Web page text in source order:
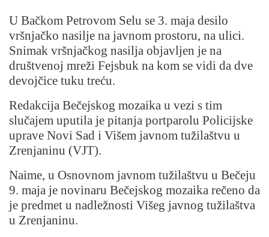
U Bačkom Petrovom Selu se 3. maja desilo
vršnjačko nasilje na javnom prostoru, na ulici.
Snimak vršnjačkog nasilja objavljen je na
društvenoj mreži Fejsbuk na kom se vidi da dve
devojčice tuku treću.
Redakcija Bečejskog mozaika u vezi s tim
slučajem uputila je pitanja portparolu Policijske
uprave Novi Sad i Višem javnom tužilaštvu u
Zrenjaninu (VJT).
Naime, u Osnovnom javnom tužilaštvu u Bečeju
9. maja je novinaru Bečejskog mozaika rečeno da
je predmet u nadležnosti Višeg javnog tužilaštva
u Zrenjaninu.